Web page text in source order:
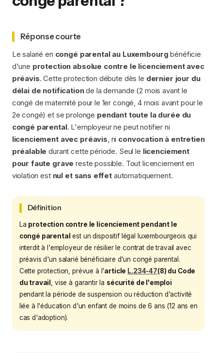
Réponse courte
Le salarié en congé parental au Luxembourg bénéficie
d'une protection absolue contre le licenciement avec
préavis. Cette protection débute dès le dernier jour du
délai de notificationde la demande (2 mois avant le
congé de maternité pour le 1er congé, 4 mois avant pour le
2e congé) et se prolonge pendant toute la durée du
congé parental. L'employeur ne peut notifier ni
licenciement avec préavis , ni convocation à entretien
préalable durant cette période. Seul le licenciement
pour faute grave reste possible. Tout licenciement en
violation est nul et sans effet automatiquement.
Définition
La protection contre le licenciement pendant le
congé parental est un dispositif légal luxembourgeois qui
interdit à l'employeur de résilier le contrat de travail avec
préavis d'un salarié bénéficiaire d'un congé parental.
Cette protection, prévue à l'article L.234-47(8) du Code
du travail , vise à garantir la sécurité de l'emploi
pendant la période de suspension ou réduction d'activité
liée à l'éducation d'un enfant de moins de 6 ans (12 ans en
cas d'adoption).